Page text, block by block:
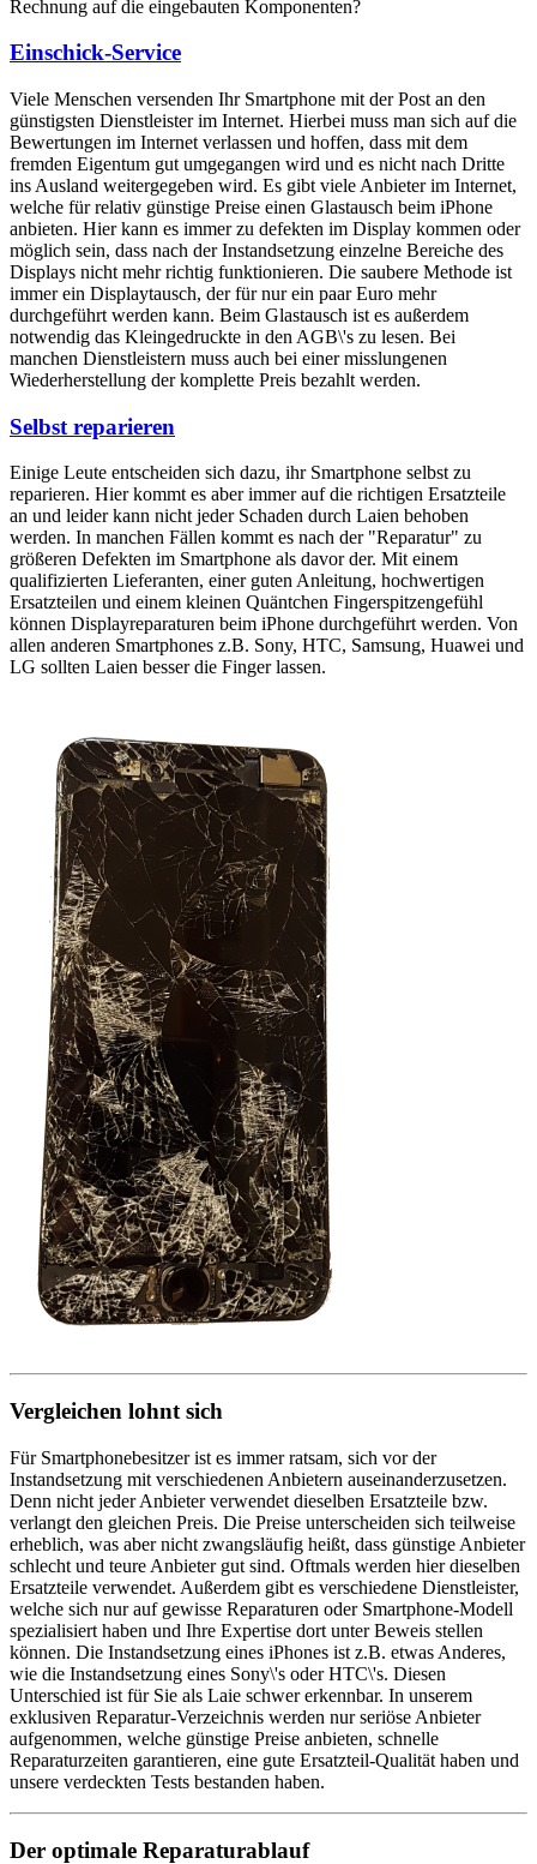
Rechnung auf die eingebauten Komponenten?
Einschick-Service
Viele Menschen versenden Ihr Smartphone mit der Post an den
günstigsten Dienstleister im Internet. Hierbei muss man sich auf die
Bewertungen im Internet verlassen und hoffen, dass mit dem
fremden Eigentum gut umgegangen wird und es nicht nach Dritte
ins Ausland weitergegeben wird. Es gibt viele Anbieter im Internet,
welche für relativ günstige Preise einen Glastausch beim iPhone
anbieten. Hier kann es immer zu defekten im Display kommen oder
möglich sein, dass nach der Instandsetzung einzelne Bereiche des
Displays nicht mehr richtig funktionieren. Die saubere Methode ist
immer ein Displaytausch, der für nur ein paar Euro mehr
durchgeführt werden kann. Beim Glastausch ist es außerdem
notwendig das Kleingedruckte in den AGB\'s zu lesen. Bei
manchen Dienstleistern muss auch bei einer misslungenen
Wiederherstellung der komplette Preis bezahlt werden.
Selbst reparieren
Einige Leute entscheiden sich dazu, ihr Smartphone selbst zu
reparieren. Hier kommt es aber immer auf die richtigen Ersatzteile
an und leider kann nicht jeder Schaden durch Laien behoben
werden. In manchen Fällen kommt es nach der "Reparatur" zu
größeren Defekten im Smartphone als davor der. Mit einem
qualifizierten Lieferanten, einer guten Anleitung, hochwertigen
Ersatzteilen und einem kleinen Quäntchen Fingerspitzengefühl
können Displayreparaturen beim iPhone durchgeführt werden. Von
allen anderen Smartphones z.B. Sony, HTC, Samsung, Huawei und
LG sollten Laien besser die Finger lassen.
Vergleichen lohnt sich
Für Smartphonebesitzer ist es immer ratsam, sich vor der
Instandsetzung mit verschiedenen Anbietern auseinanderzusetzen.
Denn nicht jeder Anbieter verwendet dieselben Ersatzteile bzw.
verlangt den gleichen Preis. Die Preise unterscheiden sich teilweise
erheblich, was aber nicht zwangsläufig heißt, dass günstige Anbieter
schlecht und teure Anbieter gut sind. Oftmals werden hier dieselben
Ersatzteile verwendet. Außerdem gibt es verschiedene Dienstleister,
welche sich nur auf gewisse Reparaturen oder Smartphone-Modell
spezialisiert haben und Ihre Expertise dort unter Beweis stellen
können. Die Instandsetzung eines iPhones ist z.B. etwas Anderes,
wie die Instandsetzung eines Sony\'s oder HTC\'s. Diesen
Unterschied ist für Sie als Laie schwer erkennbar. In unserem
exklusiven Reparatur-Verzeichnis werden nur seriöse Anbieter
aufgenommen, welche günstige Preise anbieten, schnelle
Reparaturzeiten garantieren, eine gute Ersatzteil-Qualität haben und
unsere verdeckten Tests bestanden haben.
Der optimale Reparaturablauf